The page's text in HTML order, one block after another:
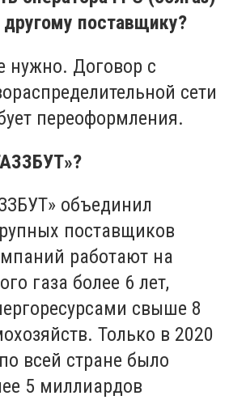
поставщику?
нужно. Договор с
сети
переоформления.
объединил
поставщиков
работают на
газа более 6 лет,
свыше 8
Только в 2020
всей стране было
5 миллиардов